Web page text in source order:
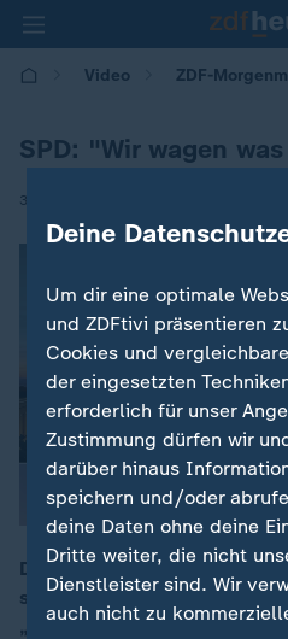
Video ZDF-
SPD: "Wir wagen
30.04.2025 | 05:30
00:16
Die SPD gibt heute ihr
später dann ihre
„Fähigkeit und Akzeptanz
Deine
Um dir eine optimale
und ZDFtivi präsentieren
Cookies und
der eingesetzten
erforderlich für unser
Zustimmung dürfen wir
darüber hinaus
speichern und/oder
deine Daten ohne deine
Dritte weiter, die nicht
Dienstleister sind. Wir
auch nicht zu